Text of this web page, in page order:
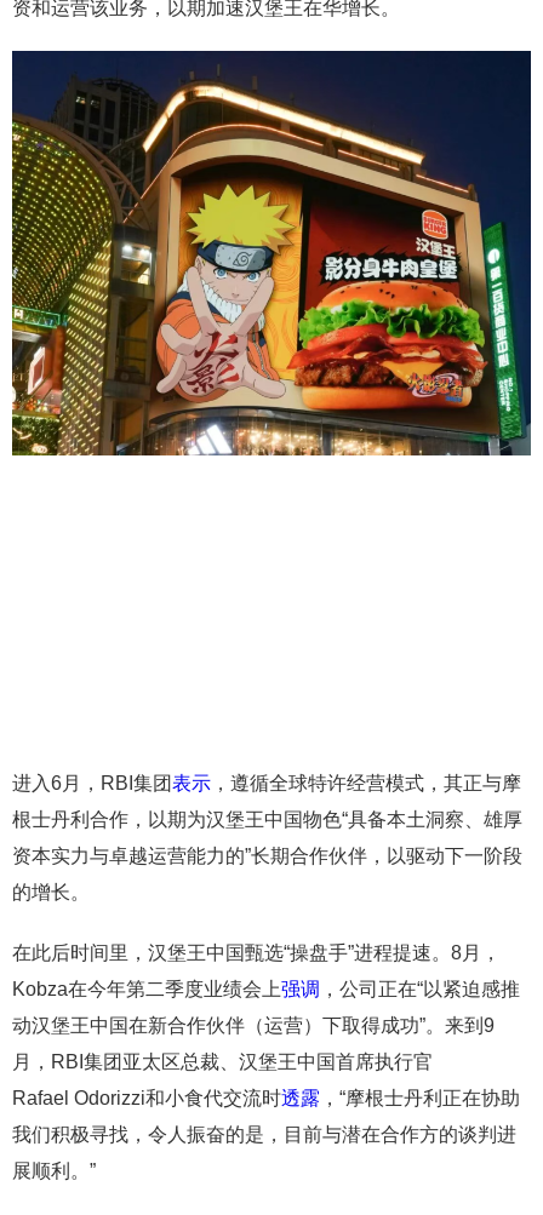
资和运营该业务，以期加速汉堡王在华增长。
进入6月，RBI集团表示 ，遵循全球特许经营模式，其正与摩
根士丹利合作，以期为汉堡王中国物色“具备本土洞察、雄厚
资本实力与卓越运营能力的”长期合作伙伴，以驱动下一阶段
的增长。
在此后时间里，汉堡王中国甄选“操盘手”进程提速。8月，
Kobza在今年第二季度业绩会上强调 ，公司正在“以紧迫感推
动汉堡王中国在新合作伙伴（运营）下取得成功”。来到9
月，RBI集团亚太区总裁、汉堡王中国首席执行官
Rafael Odorizzi和小食代交流时透露 ，“摩根士丹利正在协助
我们积极寻找，令人振奋的是，目前与潜在合作方的谈判进
展顺利。”